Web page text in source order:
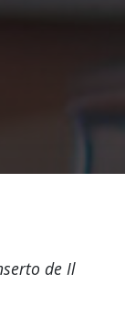
de Il